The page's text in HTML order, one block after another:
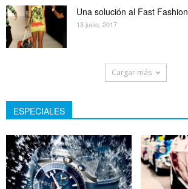
Una solución al Fast Fashion
13 junio, 2017
Cargar más
ESPECIALES